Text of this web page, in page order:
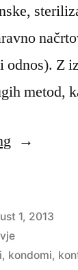
odnos). Z
metod,
Sloveniji”
1, 2013
, kondomi,